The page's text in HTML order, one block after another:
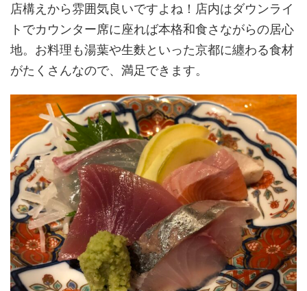
店構えから雰囲気良いですよね！店内はダウンライ
トでカウンター席に座れば本格和食さながらの居心
地。お料理も湯葉や生麩といった京都に纏わる食材
がたくさんなので、満足できます。